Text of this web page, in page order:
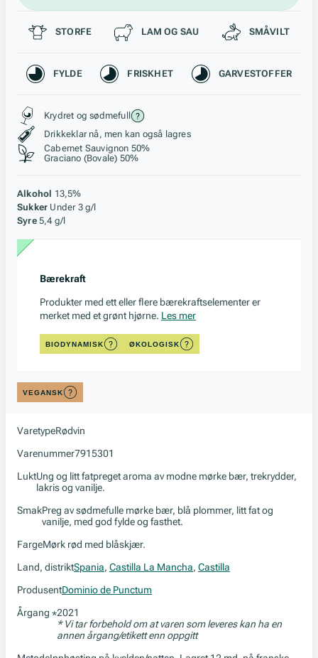
Passer til
STORFE LAM OG SAU SMÅVILT
Karakteristikk
FYLDE FRISKHET GARVESTOFFER
Stil, lagring og råstoff
Krydret og sødmefull
Drikkeklar nå, men kan også lagres
Cabernet Sauvignon 50%
Graciano (Bovale) 50%
Alkohol 13,5%
Sukker Under 3 g/l
Syre 5,4 g/l
Bærekraft
Produkter med ett eller flere bærekraftselementer er
merket med et grønt hjørne. Les mer
BIODYNAMISK ØKOLOGISK
VEGANSK
VaretypeRødvin
Varenummer7915301
LuktUng og litt fatpreget aroma av modne mørke bær, trekrydder,
lakris og vanilje.
SmakPreg av sødmefulle mørke bær, blå plommer, litt fat og
vanilje, med god fylde og fasthet.
FargeMørk rød med blåskjær.
Land, distriktSpania, Castilla La Mancha, Castilla
ProdusentDominio de Punctum
Årgang *2021
* Vi tar forbehold om at varen som leveres kan ha en
annen årgang/etikett enn oppgitt